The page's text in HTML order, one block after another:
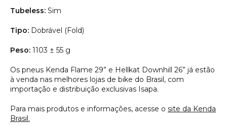
Tubeless: Sim
Tipo: Dobrável (Fold)
Peso: 1103 ± 55 g
Os pneus Kenda Flame 29” e Hellkat Downhill 26” já estão
à venda nas melhores lojas de bike do Brasil, com
importação e distribuição exclusivas Isapa.
Para mais produtos e informações, acesse o site da Kenda
Brasil.